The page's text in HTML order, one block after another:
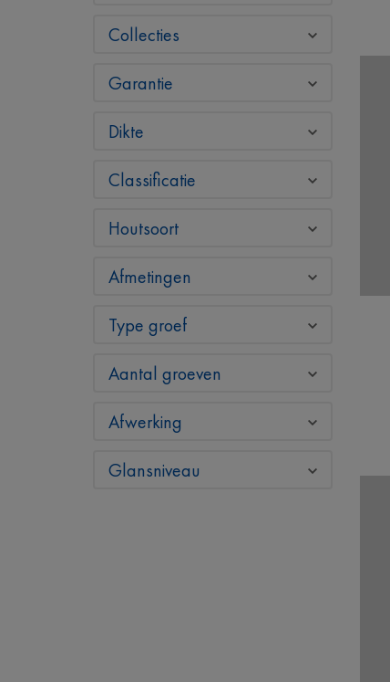
Collecties
Garantie
Dikte
Classificatie
Houtsoort
Afmetingen
Type groef
Aantal groeven
Afwerking
Glansniveau